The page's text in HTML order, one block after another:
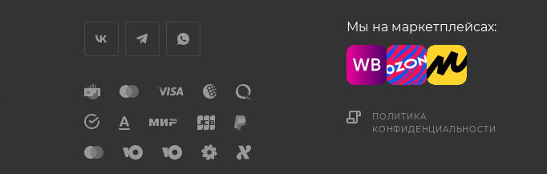
Мы на маркетплейсах:
ПОЛИТИКА
КОНФИДЕНЦИАЛЬНОСТИ